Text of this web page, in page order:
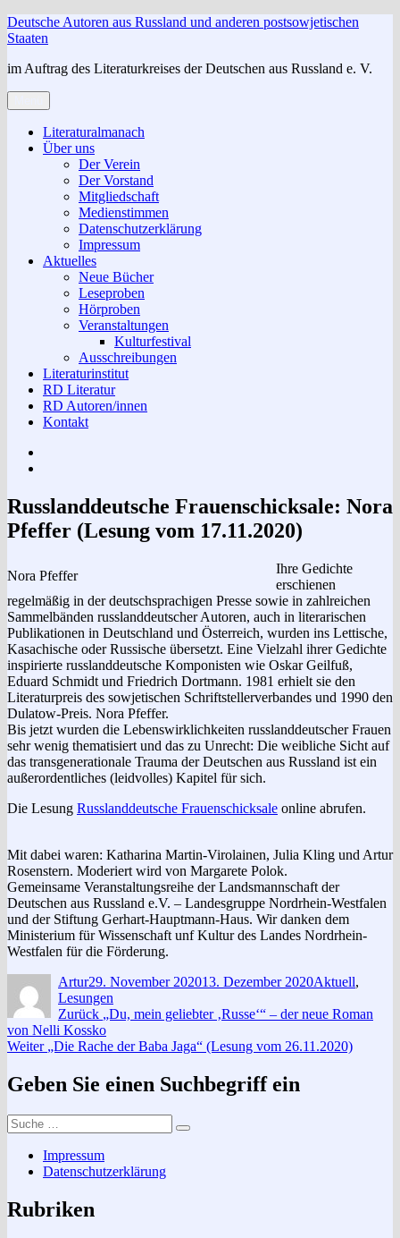
Zum
Inhalt
Deutsche Autoren aus Russland und anderen postsowjetischen
Staaten
im Auftrag des Literaturkreises der Deutschen aus Russland e. V.
Literaturalmanach
Über uns
Der Verein
Der Vorstand
Mitgliedschaft
Medienstimmen
Datenschutzerklärung
Impressum
Aktuelles
Neue Bücher
Leseproben
Hörproben
Veranstaltungen
Kulturfestival
Ausschreibungen
Literaturinstitut
RD Literatur
RD Autoren/innen
Kontakt
Russlanddeutsche Frauenschicksale: Nora
Pfeffer (Lesung vom 17.11.2020)
Nora Pfeffer
Ihre Gedichte
erschienen
regelmäßig in der deutschsprachigen Presse sowie in zahlreichen
Sammelbänden russlanddeutscher Autoren, auch in literarischen
Publikationen in Deutschland und Österreich, wurden ins Lettische,
Kasachische oder Russische übersetzt. Eine Vielzahl ihrer Gedichte
inspirierte russlanddeutsche Komponisten wie Oskar Geilfuß,
Eduard Schmidt und Friedrich Dortmann. 1981 erhielt sie den
Literaturpreis des sowjetischen Schriftstellerverbandes und 1990 den
Dulatow-Preis. Nora Pfeffer.
Bis jetzt wurden die Lebenswirklichkeiten russlanddeutscher Frauen
sehr wenig thematisiert und das zu Unrecht: Die weibliche Sicht auf
das transgenerationale Trauma der Deutschen aus Russland ist ein
außerordentliches (leidvolles) Kapitel für sich.
Die Lesung Russlanddeutsche Frauenschicksale online abrufen.
Mit dabei waren: Katharina Martin-Virolainen, Julia Kling und Artur
Rosenstern. Moderiert wird von Margarete Polok.
Gemeinsame Veranstaltungsreihe der Landsmannschaft der
Deutschen aus Russland e.V. – Landesgruppe Nordrhein-Westfalen
und der Stiftung Gerhart-Hauptmann-Haus. Wir danken dem
Ministerium für Wissenschaft unf Kultur des Landes Nordrhein-
Westfalen für die Förderung.
Autor
ArturVeröffentlicht
am
29. November 202013. Dezember 2020Kategorien
Aktuell,
Lesungen
Beitragsnavigation
Zurück
Vorheriger
Beitrag:
„Du, mein geliebter ‚Russe‘“ – der neue Roman
von Nelli Kossko
Weiter
Nächster
„Die Rache der Baba Jaga“ (Lesung vom 26.11.2020)
Geben Sie einen Suchbegriff ein
Suche
nach:
Suchen
Impressum
Datenschutzerklärung
Rubriken